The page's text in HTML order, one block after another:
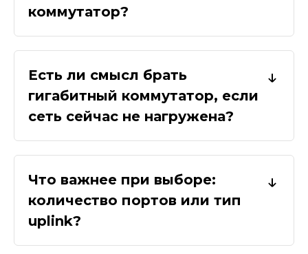
коммутатор?
Есть ли смысл брать
гигабитный коммутатор, если
сеть сейчас не нагружена?
Что важнее при выборе:
количество портов или тип
uplink?